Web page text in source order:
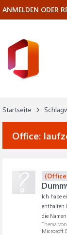
Startseite
Office:
(Office
Ich habe
enthalten
die
Thema
Microsoft
ANMELDEN ODER